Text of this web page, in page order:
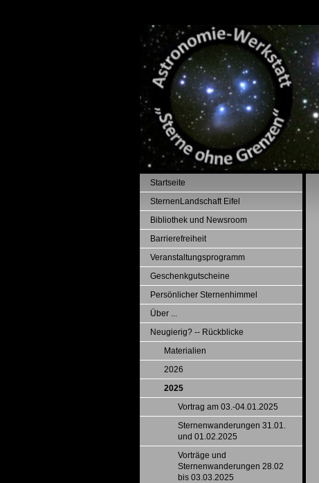
Startseite
SternenLandschaft Eifel
Bibliothek und Newsroom
Barrierefreiheit
Veranstaltungsprogramm
Geschenkgutscheine
Persönlicher Sternenhimmel
Über ...
Neugierig? -- Rückblicke
Materialien
2026
2025
Vortrag am 03.-04.01.2025
Sternenwanderungen 31.01.
und 01.02.2025
Vorträge und
Sternenwanderungen 28.02
bis 03.03.2025